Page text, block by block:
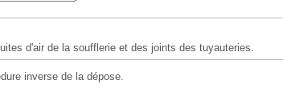
d'air de la soufflerie et des joints des tuyauteries.
inverse de la dépose.